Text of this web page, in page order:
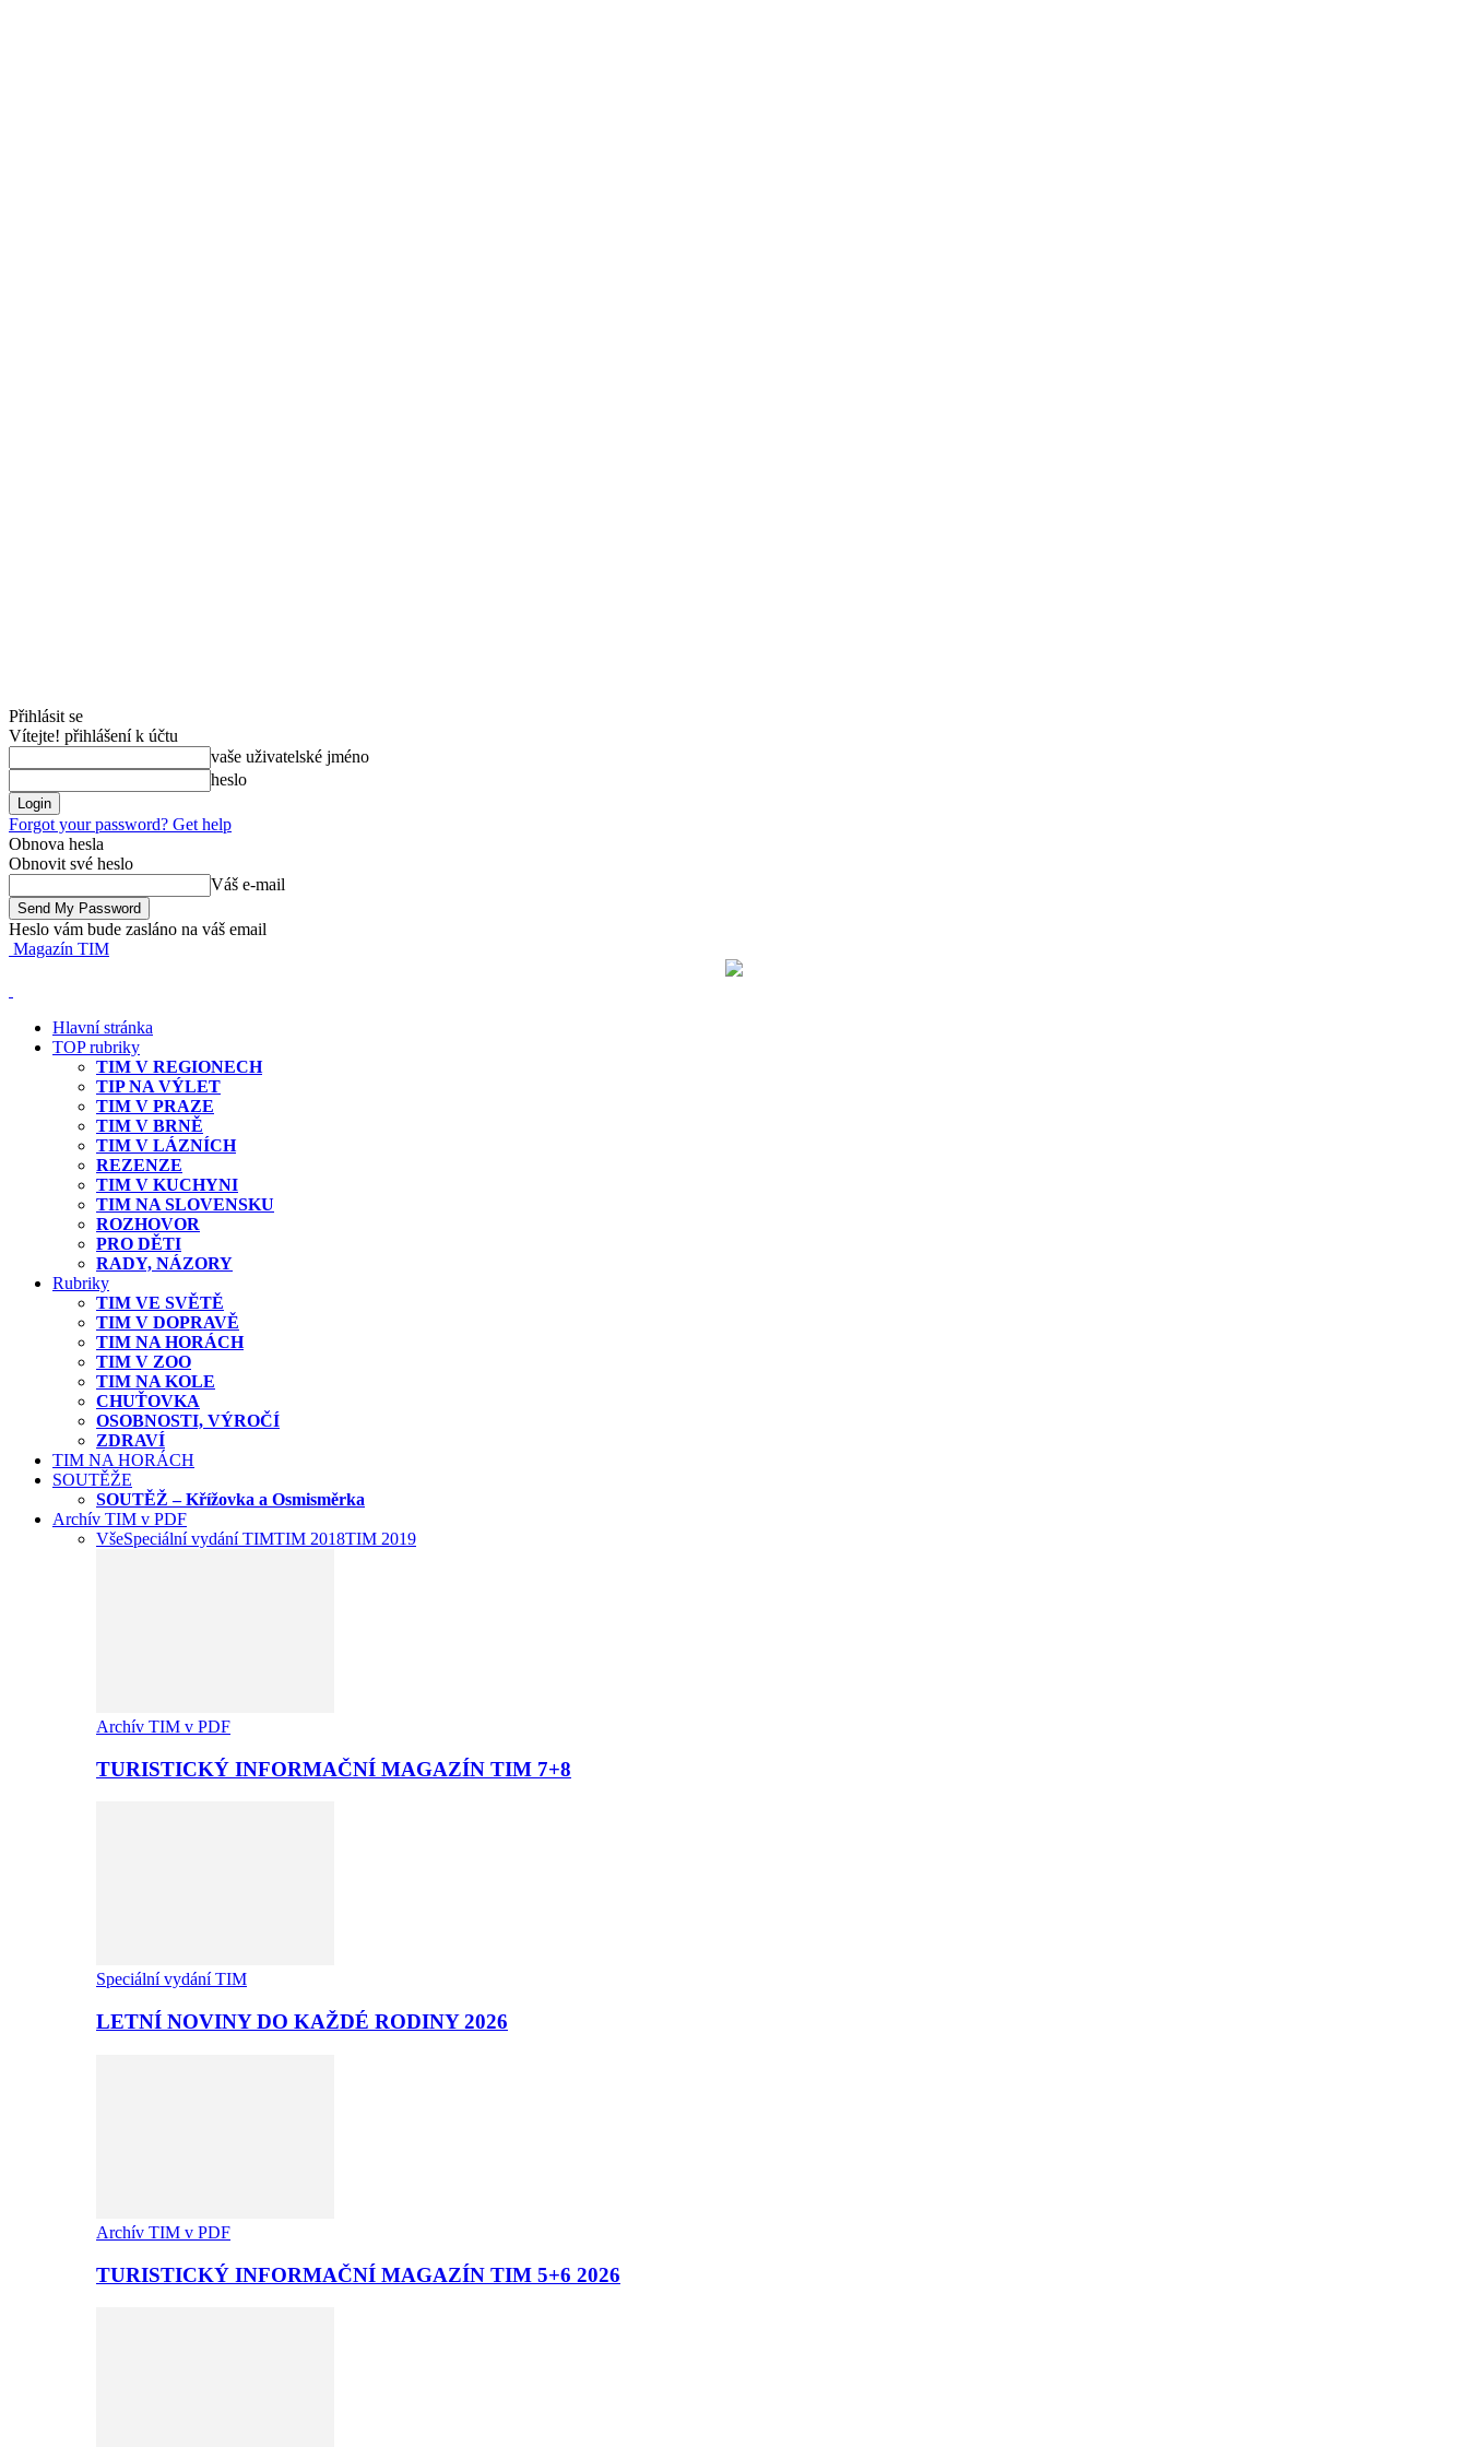
Přihlásit se
Vítejte! přihlášení k účtu
vaše uživatelské jméno
heslo
Forgot your password? Get help
Obnova hesla
Obnovit své heslo
Váš e-mail
Heslo vám bude zasláno na váš email
Magazín TIM
Hlavní stránka
TOP rubriky
TIM V REGIONECH
TIP NA VÝLET
TIM V PRAZE
TIM V BRNĚ
TIM V LÁZNÍCH
REZENZE
TIM V KUCHYNI
TIM NA SLOVENSKU
ROZHOVOR
PRO DĚTI
RADY, NÁZORY
Rubriky
TIM VE SVĚTĚ
TIM V DOPRAVĚ
TIM NA HORÁCH
TIM V ZOO
TIM NA KOLE
CHUŤOVKA
OSOBNOSTI, VÝROČÍ
ZDRAVÍ
TIM NA HORÁCH
SOUTĚŽE
SOUTĚŽ – Křížovka a Osmisměrka
Archív TIM v PDF
VšeSpeciální vydání TIMTIM 2018TIM 2019
Archív TIM v PDF
TURISTICKÝ INFORMAČNÍ MAGAZÍN TIM 7+8
Speciální vydání TIM
LETNÍ NOVINY DO KAŽDÉ RODINY 2026
Archív TIM v PDF
TURISTICKÝ INFORMAČNÍ MAGAZÍN TIM 5+6 2026